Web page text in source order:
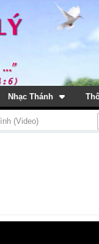
Nhạc Thánh
(Video)